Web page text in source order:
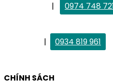
|
0974 748
|
0934 819 961
CHÍNH SÁCH